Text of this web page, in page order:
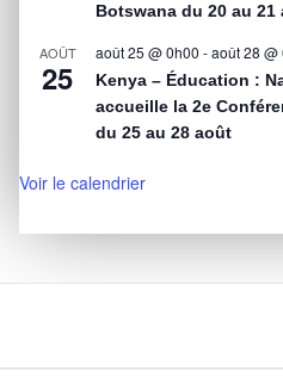
Botswana du 20 au 21
AOÛT
25
août 25 @ 0h00 -août 28 @
Kenya – Éducation :
accueille la 2e
du 25 au 28 août
Voir le calendrier